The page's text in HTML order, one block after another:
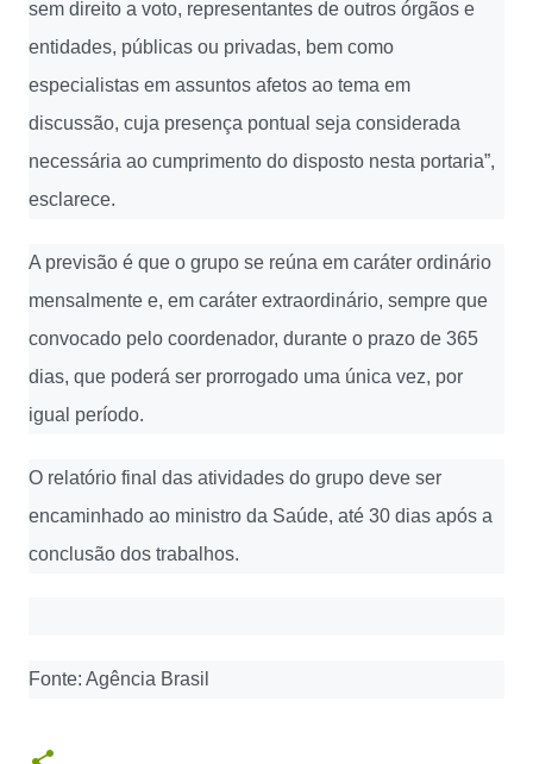
sem direito a voto, representantes de outros órgãos e
entidades, públicas ou privadas, bem como
especialistas em assuntos afetos ao tema em
discussão, cuja presença pontual seja considerada
necessária ao cumprimento do disposto nesta portaria”,
esclarece.
A previsão é que o grupo se reúna em caráter ordinário
mensalmente e, em caráter extraordinário, sempre que
convocado pelo coordenador, durante o prazo de 365
dias, que poderá ser prorrogado uma única vez, por
igual período.
O relatório final das atividades do grupo deve ser
encaminhado ao ministro da Saúde, até 30 dias após a
conclusão dos trabalhos.
Fonte: Agência Brasil